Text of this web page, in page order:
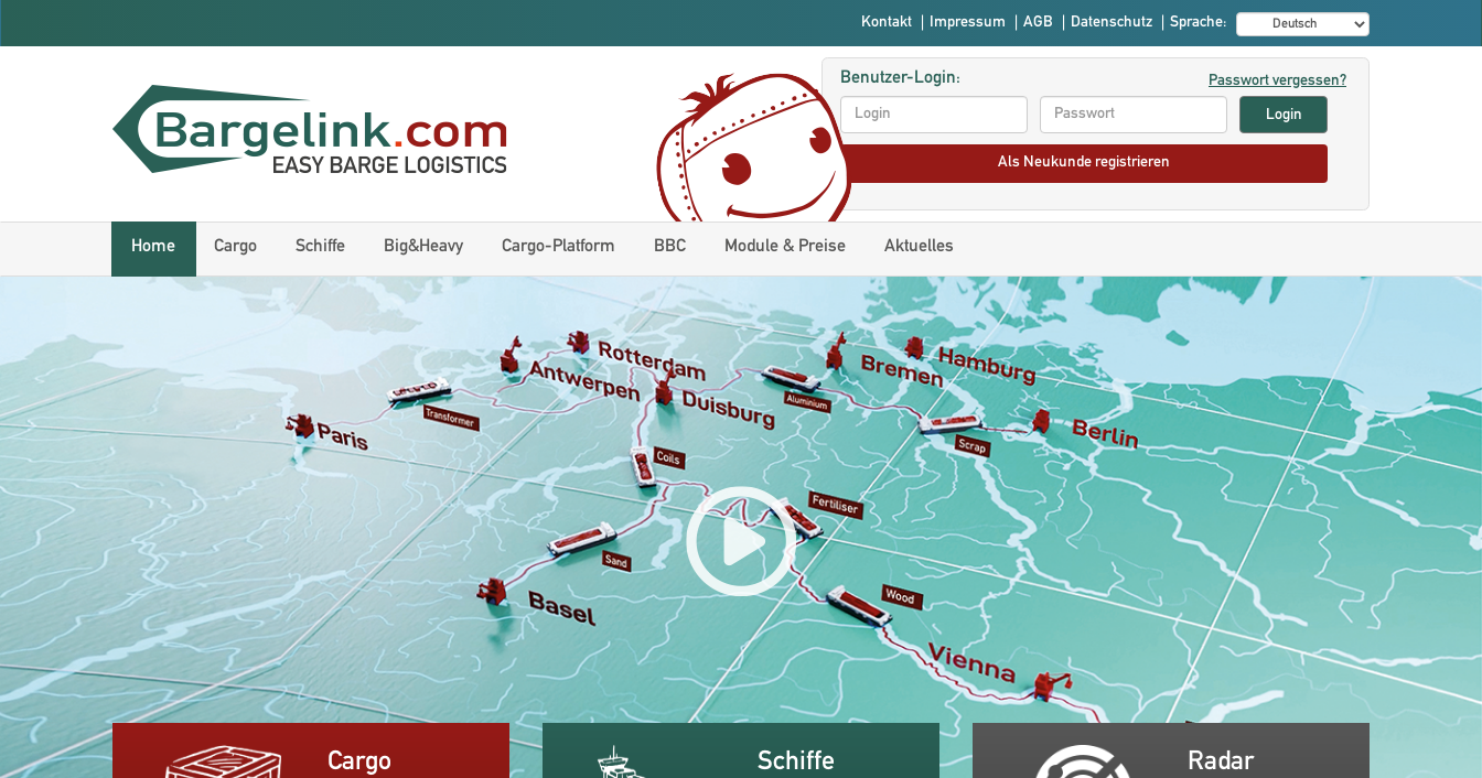
Kontakt Impressum AGB Datenschutz Sprache:
Benutzer-Login: Passwort vergessen?
Als Neukunde registrieren
Home Cargo Schiffe Big&Heavy Cargo-Platform BBC Module & Preise Aktuelles
Cargo Schiffe Radar